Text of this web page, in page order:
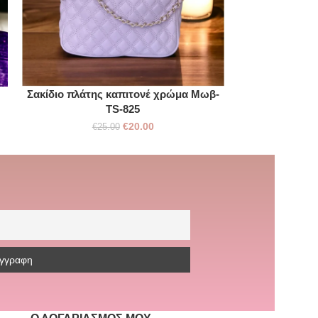
Σακίδιο πλάτης καπιτονέ χρώμα Μωβ-
TS-825
€25.00 €20.00